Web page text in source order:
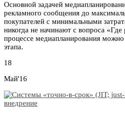
Основной задачей
рекламного сообщения до
покупателей с минимальными
никогда не начинают с вопроса
процессе медиапланирования
этапа.
18
Май'16